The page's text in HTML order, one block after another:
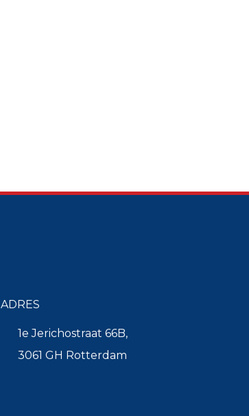
ADRES
1e Jerichostraat 66B,
3061 GH Rotterdam